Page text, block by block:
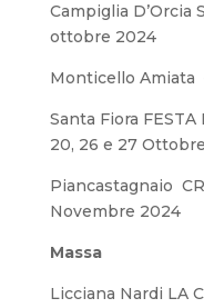
Campiglia D’Orcia
ottobre 2024
Monticello Amiata
Santa Fiora FESTA
20, 26 e 27
Piancastagnaio
Novembre 2024
Massa
Licciana Nardi LA